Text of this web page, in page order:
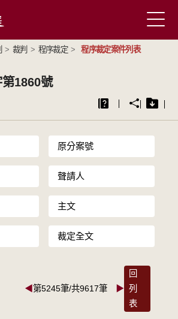
> 裁判 > 程序裁定 > 程序裁定案件列表
1860號
原分案號
聲請人
主文
裁定全文
◀第5245筆/共9617筆 ▶
回
列
表